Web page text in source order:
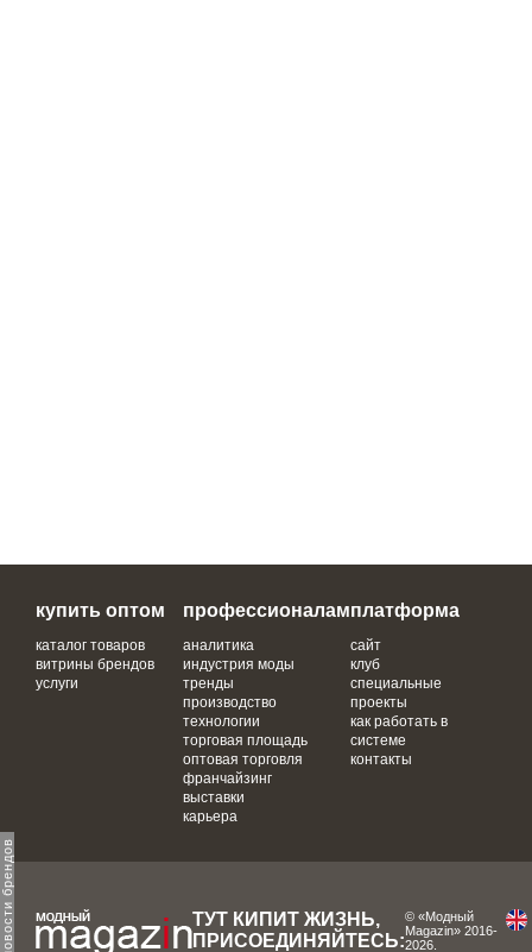
купить оптом
каталог товаров
витрины брендов
услуги
профессионалам
аналитика
индустрия моды
тренды
производство
технологии
торговая площадь
оптовая торговля
франчайзинг
выставки
карьера
платформа
сайт
клуб
специальные
проекты
как работать в
системе
контакты
ТУТ КИПИТ ЖИЗНЬ,
ПРИСОЕДИНЯЙТЕСЬ:
© «Модный
Magazin» 2016-
2026.